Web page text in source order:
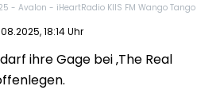
- Avalon - iHeartRadio KIIS FM Wango Tango
18:14 Uhr
ihre Gage bei ‚The Real